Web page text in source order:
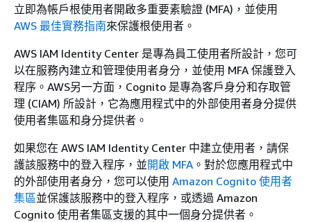
立即為帳戶根使用者開啟多重要素驗證 (MFA)，並使用
AWS 最佳實務指南來保護根使用者。
AWS IAM Identity Center 是專為員工使用者所設計，您可
以在服務內建立和管理使用者身分，並使用 MFA 保護登入
程序。AWS另一方面，Cognito 是專為客戶身分和存取管
理 (CIAM) 所設計，它為應用程式中的外部使用者身分提供
使用者集區和身分提供者。
如果您在 AWS IAM Identity Center 中建立使用者，請保
護該服務中的登入程序，並開啟 MFA 。對於您應用程式中
的外部使用者身分，您可以使用 Amazon Cognito 使用者
集區並保護該服務中的登入程序，或透過 Amazon
Cognito 使用者集區支援的其中一個身分提供者。